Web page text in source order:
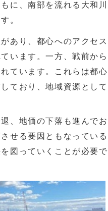
に、南部を流れる大和
。
あり、都心へのアクセ
います。一方、戦前か
ています。これらは都
ており、地域資源として
、地価の下落も進んで
せる要因ともなってい
図っていくことが必要で